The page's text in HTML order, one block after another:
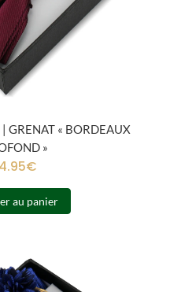
GRENAT « BORDEAUX
»
€
au panier